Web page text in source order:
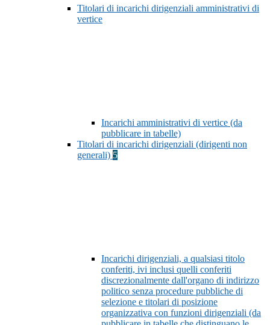
Titolari di incarichi dirigenziali amministrativi di
vertice
Incarichi amministrativi di vertice (da
pubblicare in tabelle)
Titolari di incarichi dirigenziali (dirigenti non
generali) 5
Incarichi dirigenziali, a qualsiasi titolo
conferiti, ivi inclusi quelli conferiti
discrezionalmente dall'organo di indirizzo
politico senza procedure pubbliche di
selezione e titolari di posizione
organizzativa con funzioni dirigenziali (da